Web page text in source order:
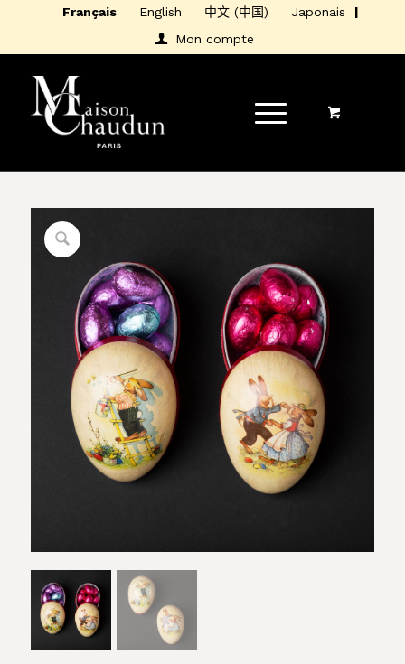
Français English 中文 (中国)
Japonais
Mon compte